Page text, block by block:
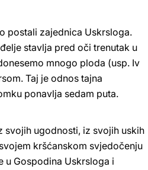
postali zajednica Uskrsloga.
stavlja pred oči trenutak u
mnogo ploda (usp. Iv
Taj je odnos tajna
ponavlja sedam puta.
svojih ugodnosti, iz svojih uskih
kršćanskom svjedočenju
u Gospodina Uskrsloga i